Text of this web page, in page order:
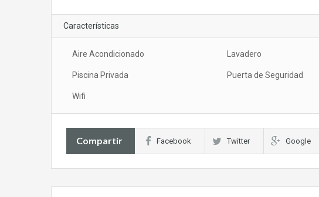
Características
Aire Acondicionado Lavadero
Piscina Privada Puerta de Seguridad
Wifi
Compartir Facebook Twitter Google